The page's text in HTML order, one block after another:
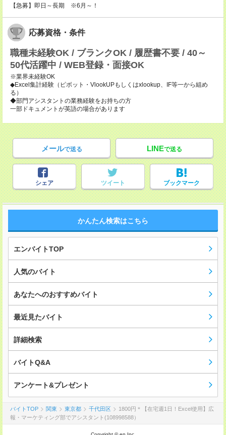
【急募】即日～長期 ※6月～！
応募資格・条件
職種未経験OK / ブランクOK / 履歴書不要 / 40～
50代活躍中 / WEB登録・面接OK
※業界未経験OK
◆Excel集計経験（ピボット・VlookUPもしくはxlookup、IF等一から組め
る）
◆部門アシスタントの業務経験をお持ちの方
一部ドキュメントが英語の場合があります
メールで送る LINEで送る
シェア ツイート ブックマーク
かんたん検索はこちら
エンバイトTOP
人気のバイト
あなたへのおすすめバイト
最近見たバイト
詳細検索
バイトQ&A
アンケート&プレゼント
バイトTOP 関東 東京都 千代田区
1800円＊【在宅週1日！Excel使用】広
報・マーケティング部でアシスタント(108998588）